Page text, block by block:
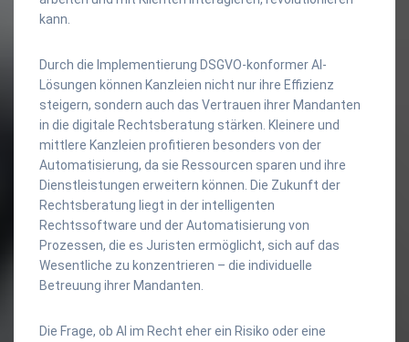
kann.
Durch die Implementierung DSGVO-konformer AI-
Lösungen können Kanzleien nicht nur ihre Effizienz
steigern, sondern auch das Vertrauen ihrer Mandanten
in die digitale Rechtsberatung stärken. Kleinere und
mittlere Kanzleien profitieren besonders von der
Automatisierung, da sie Ressourcen sparen und ihre
Dienstleistungen erweitern können. Die Zukunft der
Rechtsberatung liegt in der intelligenten
Rechtssoftware und der Automatisierung von
Prozessen, die es Juristen ermöglicht, sich auf das
Wesentliche zu konzentrieren – die individuelle
Betreuung ihrer Mandanten.
Die Frage, ob AI im Recht eher ein Risiko oder eine